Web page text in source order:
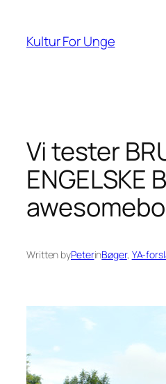
indhold
Kultur For Unge
Vi tester
ENGELSKE
Written byPeterinBøger, YA-